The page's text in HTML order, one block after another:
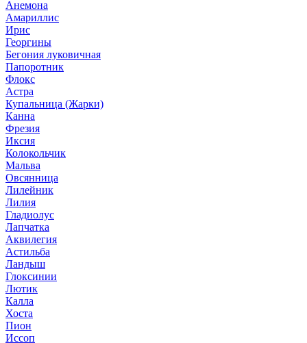
Анемона
Амариллис
Ирис
Георгины
Бегония луковичная
Папоротник
Флокс
Астра
Купальница (Жарки)
Канна
Фрезия
Иксия
Колокольчик
Мальва
Овсянница
Лилейник
Лилия
Гладиолус
Лапчатка
Аквилегия
Астильба
Ландыш
Глоксинии
Лютик
Калла
Хоста
Пион
Иссоп